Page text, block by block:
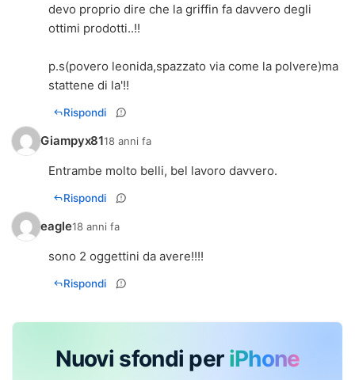
devo proprio dire che la griffin fa davvero degli
ottimi prodotti..!!
p.s(povero leonida,spazzato via come la polvere)ma
stattene di la'!!
Rispondi
Giampyx8118 anni fa
Entrambe molto belli, bel lavoro davvero.
Rispondi
eagle18 anni fa
sono 2 oggettini da avere!!!!
Rispondi
Nuovi sfondi per iPhone